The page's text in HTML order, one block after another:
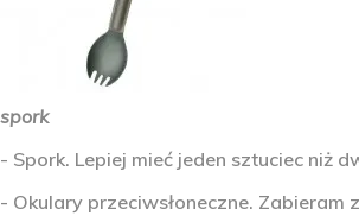
spork
- Spork. Lepiej mieć jeden sztuciec niż
- Okulary przeciwsłoneczne. Zabieram